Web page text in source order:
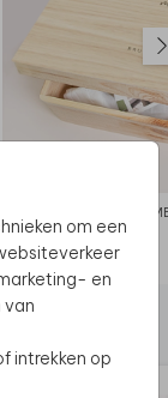
om een
en
intrekken op